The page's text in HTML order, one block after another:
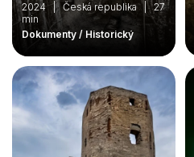
2024 | Česká republika | 27
min
Dokumenty / Historický